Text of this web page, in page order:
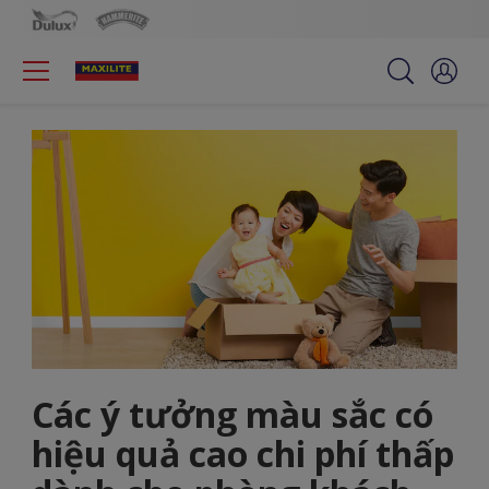
Các ý tưởng màu sắc có
hiệu quả cao chi phí thấp